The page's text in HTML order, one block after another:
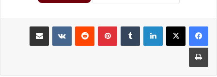
لينكدإن بينتيريست
طباعة